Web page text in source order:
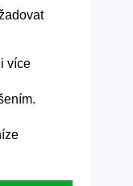
více